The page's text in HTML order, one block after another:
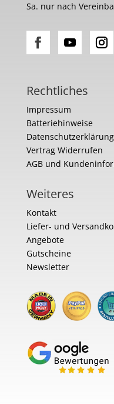
Sa. nur nach
Rechtliches
Impressum
Batteriehinweise
Datenschutzerklärung
Vertrag Widerrufen
AGB und
Weiteres
Kontakt
Liefer- und
Angebote
Gutscheine
Newsletter